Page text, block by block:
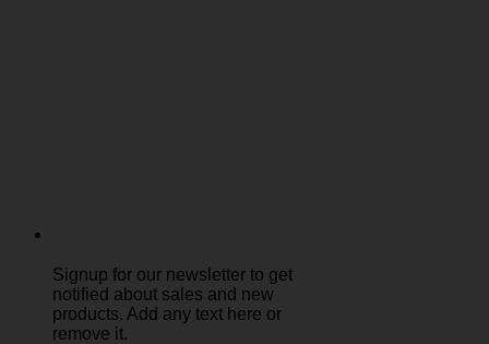
Signup for our newsletter to get
notified about sales and new
products. Add any text here or
remove it.